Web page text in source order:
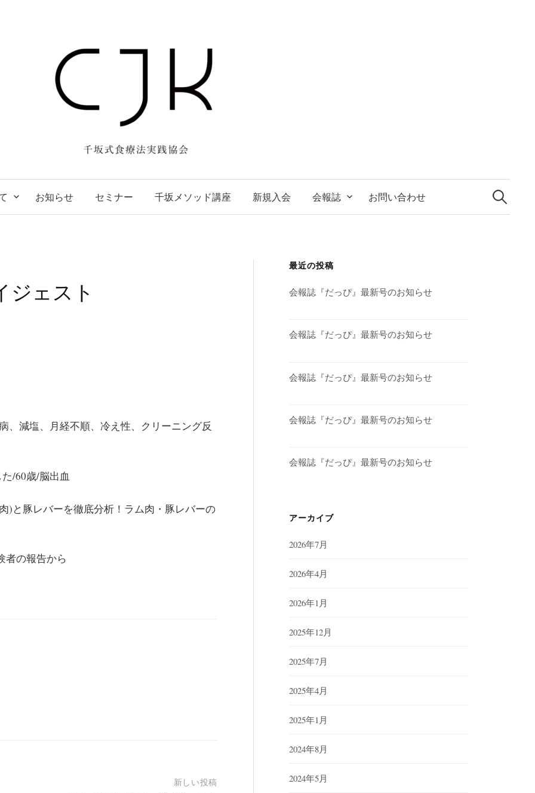
お知らせ セミナー 千坂メソッド講座 新規入会 会報誌 お問い合わせ
検
索:
ェスト
、減塩、月経不順、冷え性、クリーニング反
/60歳/脳出血
と豚レバーを徹底分析！ラム肉・豚レバーの
者の報告から
新しい投稿
最近の投稿
会報誌『だっぴ』最新号のお知らせ
会報誌『だっぴ』最新号のお知らせ
会報誌『だっぴ』最新号のお知らせ
会報誌『だっぴ』最新号のお知らせ
会報誌『だっぴ』最新号のお知らせ
アーカイブ
2026年7月
2026年4月
2026年1月
2025年12月
2025年7月
2025年4月
2025年1月
2024年8月
2024年5月